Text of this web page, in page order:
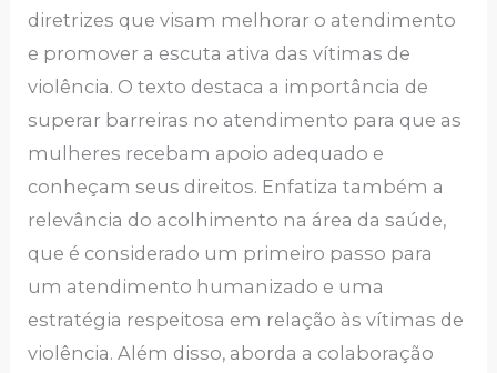
diretrizes que visam melhorar o atendimento
e promover a escuta ativa das vítimas de
violência. O texto destaca a importância de
superar barreiras no atendimento para que as
mulheres recebam apoio adequado e
conheçam seus direitos. Enfatiza também a
relevância do acolhimento na área da saúde,
que é considerado um primeiro passo para
um atendimento humanizado e uma
estratégia respeitosa em relação às vítimas de
violência. Além disso, aborda a colaboração